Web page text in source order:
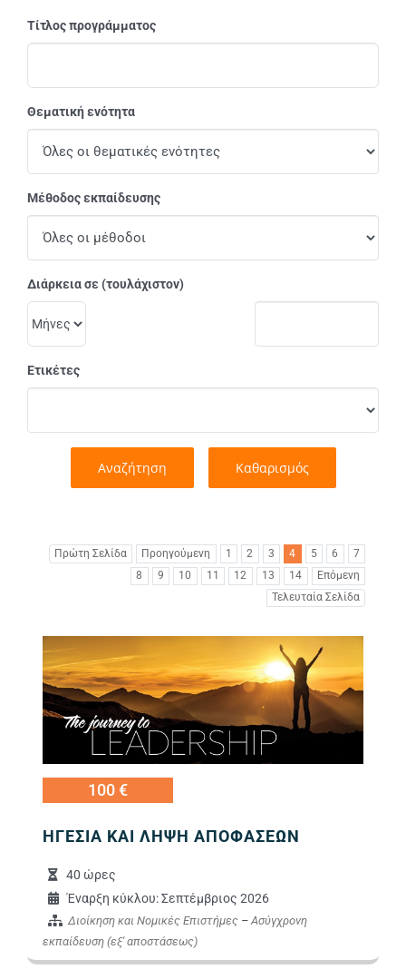
Τίτλος προγράμματος
Θεματική ενότητα
Μέθοδος εκπαίδευσης
Διάρκεια σε (τουλάχιστον)
Ετικέτες
Αναζήτηση Καθαρισμός
Πρώτη Σελίδα Προηγούμενη 1 2 3 4 5 6
7
8
9 10 11 12 13 14
Επόμενη
Τελευταία Σελίδα
100 €
ΗΓΕΣΙΑ ΚΑΙ ΛΗΨΗ ΑΠΟΦΑΣΕΩΝ
40 ώρες
Έναρξη κύκλου: Σεπτέμβριος 2026
Διοίκηση και Νομικές Επιστήμες –Ασύγχρονη
εκπαίδευση (εξ' αποστάσεως)